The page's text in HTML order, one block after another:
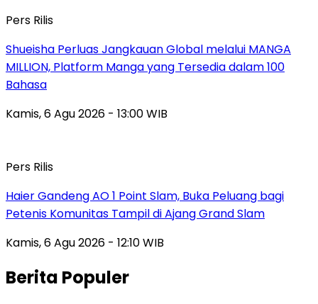
Pers Rilis
Shueisha Perluas Jangkauan Global melalui MANGA
MILLION, Platform Manga yang Tersedia dalam 100
Bahasa
Kamis, 6 Agu 2026 - 13:00 WIB
Pers Rilis
Haier Gandeng AO 1 Point Slam, Buka Peluang bagi
Petenis Komunitas Tampil di Ajang Grand Slam
Kamis, 6 Agu 2026 - 12:10 WIB
Berita Populer